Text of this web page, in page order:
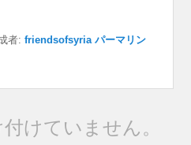
s
p
e
er
gr
者:friendsofsyria パーマリン
けていません。